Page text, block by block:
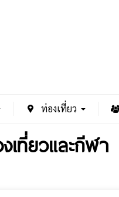
ท่องเที่ยว
เที่ยวและกีฬา